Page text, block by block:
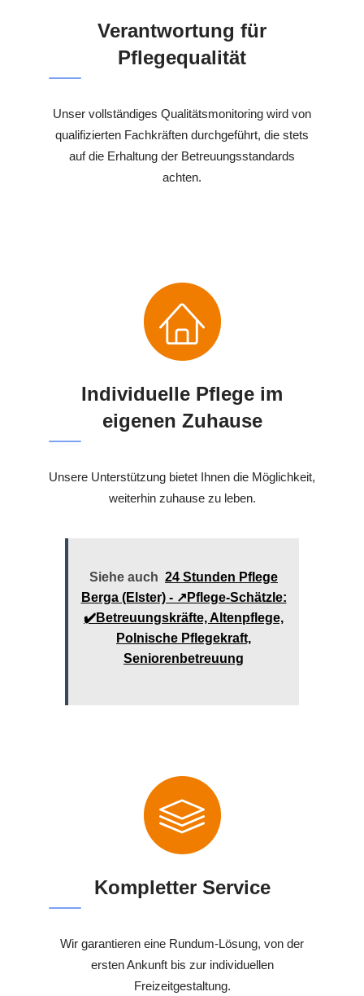
Verantwortung für
Pflegequalität
Unser vollständiges Qualitätsmonitoring wird von
qualifizierten Fachkräften durchgeführt, die stets
auf die Erhaltung der Betreuungsstandards
achten.
Individuelle Pflege im
eigenen Zuhause
Unsere Unterstützung bietet Ihnen die Möglichkeit,
weiterhin zuhause zu leben.
Siehe auch 24 Stunden Pflege
Berga (Elster) - ↗️Pflege-Schätzle:
✔️Betreuungskräfte, Altenpflege,
Polnische Pflegekraft,
Seniorenbetreuung
Kompletter Service
Wir garantieren eine Rundum-Lösung, von der
ersten Ankunft bis zur individuellen
Freizeitgestaltung.